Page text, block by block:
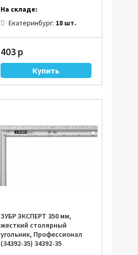
На складе:
Екатеринбург: 18 шт.
403 р
ЗУБР ЭКСПЕРТ 350 мм,
жесткий столярный
угольник, Профессионал
(34392-35) 34392-35